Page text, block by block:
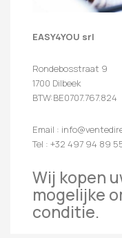
EASY4YOU srl
Rondebosstraat 9
1700 Dilbeek
BTW:BE0707.767.824
Email :
Tel : +32 497 94 89
Wij kopen
mogelijke
conditie.